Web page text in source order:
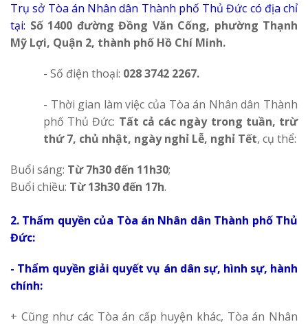
Trụ sở Tòa án Nhân dân Thành phố Thủ Đức có địa chỉ
tại: Số 1400 đường Đồng Văn Cống, phường Thạnh
Mỹ Lợi, Quận 2, thành phố Hồ Chí Minh.
- Số điện thoại: 028 3742 2267.
- Thời gian làm việc của Tòa án Nhân dân Thành
phố Thủ Đức: Tất cả các ngày trong tuần, trừ
thứ 7, chủ nhật, ngày nghỉ Lễ, nghỉ Tết, cụ thể:
Buổi sáng: Từ 7h30 đến 11h30;
Buổi chiều: Từ 13h30 đến 17h.
2. Thẩm quyền của Tòa án Nhân dân Thành phố Thủ
Đức:
- Thẩm quyền giải quyết vụ án dân sự, hình sự, hành
chính:
+ Cũng như các Tòa án cấp huyện khác, Tòa án Nhân